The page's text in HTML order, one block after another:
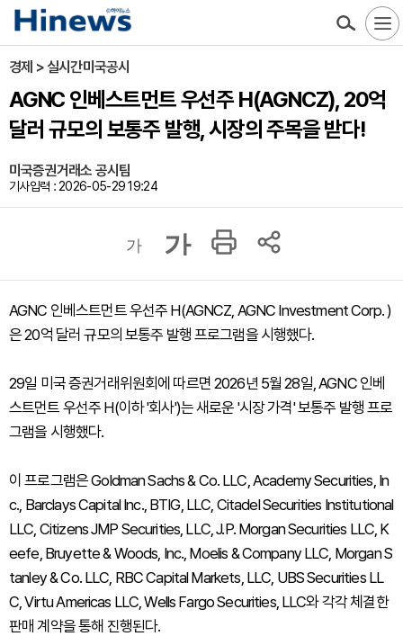
경제 > 실시간미국공시
AGNC 인베스트먼트 우선주 H(AGNCZ), 20억
달러 규모의 보통주 발행, 시장의 주목을 받다!
미국증권거래소 공시팀
기사입력 : 2026-05-29 19:24
가 가
AGNC 인베스트먼트 우선주 H(AGNCZ, AGNC Investment Corp. )
은 20억 달러 규모의 보통주 발행 프로그램을 시행했다.
29일 미국 증권거래위원회에 따르면 2026년 5월 28일, AGNC 인베
스트먼트 우선주 H(이하 '회사')는 새로운 '시장 가격' 보통주 발행 프로
그램을 시행했다.
이 프로그램은 Goldman Sachs & Co. LLC, Academy Securities, In
c., Barclays Capital Inc., BTIG, LLC, Citadel Securities Institutional
LLC, Citizens JMP Securities, LLC, J.P. Morgan Securities LLC, K
eefe, Bruyette & Woods, Inc., Moelis & Company LLC, Morgan S
tanley & Co. LLC, RBC Capital Markets, LLC, UBS Securities LL
C, Virtu Americas LLC, Wells Fargo Securities, LLC와 각각 체결한
판매 계약을 통해 진행된다.